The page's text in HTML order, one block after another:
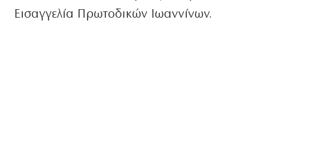
Εισαγγελία Πρωτοδικών Ιωαννίνων.